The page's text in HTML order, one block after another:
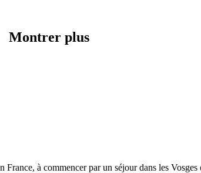
Montrer plus
à commencer par un séjour dans les